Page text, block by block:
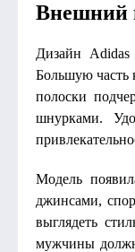
Внешний
Дизайн
Большую часть
полоски
шнурками.
Модель
джинсами,
выглядеть
мужчины